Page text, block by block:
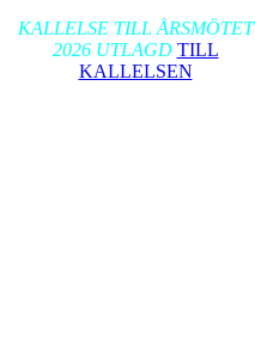
KALLELSE TILL ÅRSMÖTET
2026 UTLAGD TILL
KALLELSEN